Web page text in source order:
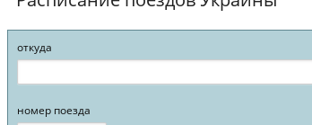
откуда
номер поезда